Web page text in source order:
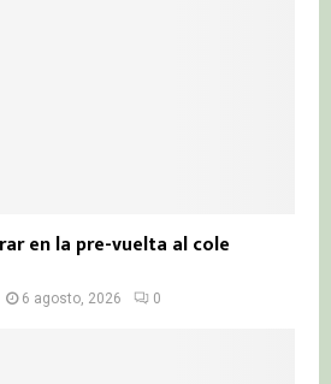
en la pre-vuelta al cole
6 agosto, 2026 0